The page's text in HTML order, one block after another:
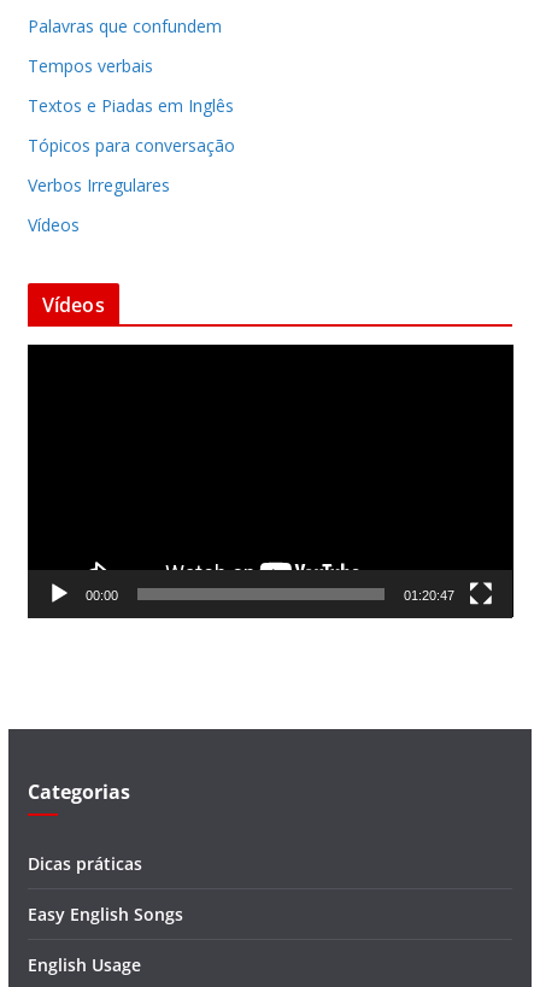
Palavras que confundem
Tempos verbais
Textos e Piadas em Inglês
Tópicos para conversação
Verbos Irregulares
Vídeos
Vídeos
d
00:00 01:20:47
Categorias
Dicas práticas
Easy English Songs
English Usage